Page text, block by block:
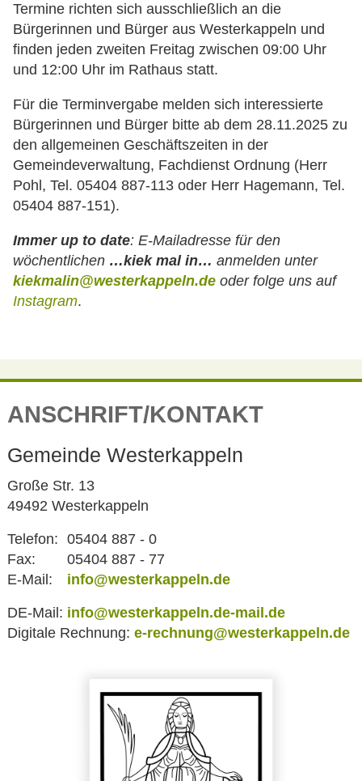
Termine richten sich ausschließlich an die
Bürgerinnen und Bürger aus Westerkappeln und
finden jeden zweiten Freitag zwischen 09:00 Uhr
und 12:00 Uhr im Rathaus statt.
Für die Terminvergabe melden sich interessierte
Bürgerinnen und Bürger bitte ab dem 28.11.2025 zu
den allgemeinen Geschäftszeiten in der
Gemeindeverwaltung, Fachdienst Ordnung (Herr
Pohl, Tel. 05404 887-113 oder Herr Hagemann, Tel.
05404 887-151).
Immer up to date: E-Mailadresse für den
wöchentlichen …kiek mal in… anmelden unter
kiekmalin@westerkappeln.de oder folge uns auf
Instagram.
ANSCHRIFT/KONTAKT
Gemeinde Westerkappeln
Große Str. 13
49492 Westerkappeln
Telefon: 05404 887 - 0
Fax:
05404 887 - 77
E-Mail:
info@westerkappeln.de
DE-Mail: info@westerkappeln.de-mail.de
Digitale Rechnung: e-rechnung@westerkappeln.de